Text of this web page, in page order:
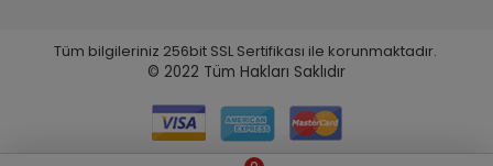
Tüm bilgileriniz 256bit SSL Sertifikası ile korunmaktadır.
© 2022 Tüm Hakları Saklıdır